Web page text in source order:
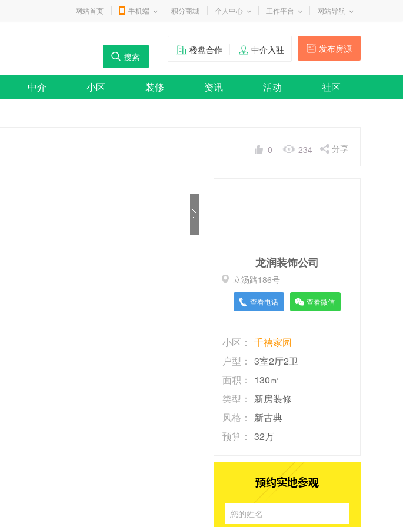
网站首页 手机端 积分商城 个人中心 工作平台 网站导航
发布房源
楼盘合作 中介入驻
中介 小区 装修 资讯 活动 社区
分享
0 234
龙润装饰公司
立汤路186号
查看电话 查看微信
小区： 千禧家园
户型： 3室2厅2卫
面积：
130㎡
类型：
新房装修
风格：
新古典
预算： 32万